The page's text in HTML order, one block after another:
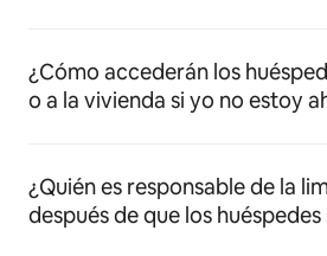
¿Cómo accederán los
o a la vivienda si yo no estoy
¿Quién es responsable de la
después de que los huéspedes